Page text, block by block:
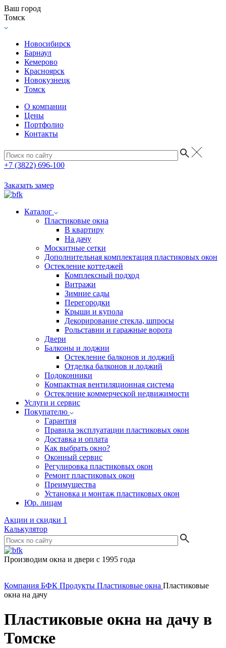
Ваш город
Томск
Новосибирск
Барнаул
Кемерово
Красноярск
Новокузнецк
Томск
О компании
Цены
Портфолио
Контакты
+7 (3822) 696-100
Заказать замер
Каталог
Пластиковые окна
В квартиру
На дачу
Москитные сетки
Дополнительная комплектация пластиковых окон
Остекление коттеджей
Комплексный подход
Витражи
Зимние сады
Перегородки
Крыши и купола
Декорирование стекла, шпросы
Рольставни и гаражные ворота
Двери
Балконы и лоджии
Остекление балконов и лоджий
Отделка балконов и лоджий
Подоконники
Компактная вентиляционная система
Остекление коммерческой недвижимости
Услуги и сервис
Покупателю
Гарантия
Правила эксплуатации пластиковых окон
Доставка и оплата
Как выбрать окно?
Оконный сервис
Регулировка пластиковых окон
Ремонт пластиковых окон
Преимущества
Установка и монтаж пластиковых окон
Юр. лицам
Акции и скидки 1
Калькулятор
Производим окна и двери с 1995 года
Компания БФК Продукты Пластиковые окна Пластиковые
окна на дачу
Пластиковые окна на дачу в
Томске